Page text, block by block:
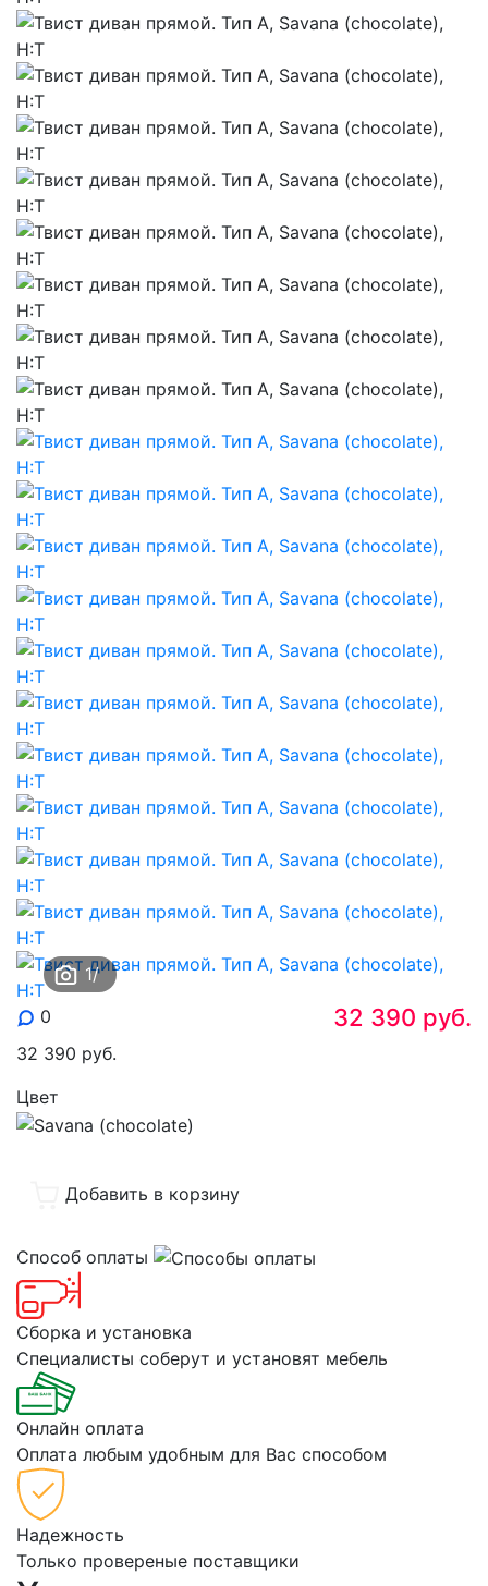
1/
0
32 390 руб.
32 390 руб.
Цвет
Добавить в корзину
Способ оплаты
Сборка и установка
Специалисты соберут и установят мебель
Онлайн оплата
Оплата любым удобным для Вас способом
Надежность
Только провереные поставщики